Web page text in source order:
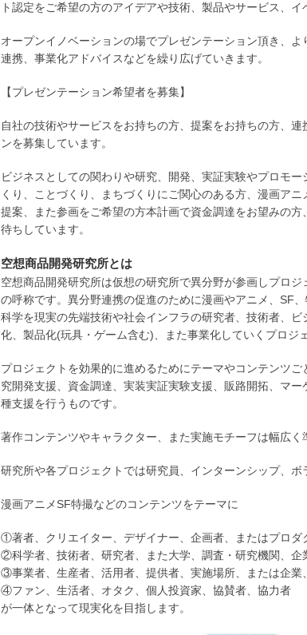
ト認定をご希望の方のアイデアや技術、製品やサービス、
オープンイノベーションの場でプレゼンテーション頂き、
連携、事業化アドバイスなどを繰り広げていきます。
【プレゼンテーション希望者を募集】
自社の技術やサービスをお持ちの方、提案をお持ちの方、
ンを募集しています。
ビジネスとしての関わりや研究、開発、実証実験やプロモ
くり、ことづくり、まちづくりにご関心のある方、漫画ア
提案、また参画をご希望の方本計画で資金調達をお望みの
待ちしています。
空想商品開発研究所とは
空想商品開発研究所は仮想の研究所で異分野が参画しプロ
の呼称です。異分野連携の促進のために漫画やアニメ、SF
科学を現実の先端技術や社会インフラの研究者、技術者、
化、製品化(玩具・ゲーム含む)、また事業化していくプロジ
プロジェクトを効果的に進めるためにテーマやコンテンツ
究開発支援、資金調達、実装実証実験支援、販路開拓、マ
種支援を行うものです。
著作コンテンツやキャラクター、また実施モチーフは幅広
研究所や各プロジェクトでは研究員、インターンシップ、
漫画アニメSF特撮などのコンテンツをテーマに
①著者、クリエイター、デザイナー、企画者、またはプロダ
②科学者、技術者、研究者、また大学、調査・研究機関、企
③事業者、生産者、活用者、提供者、実施場所、または企業
④ファン、生活者、オタク、個人投資家、協賛者、協力者
が一体となって現実化を目指します。